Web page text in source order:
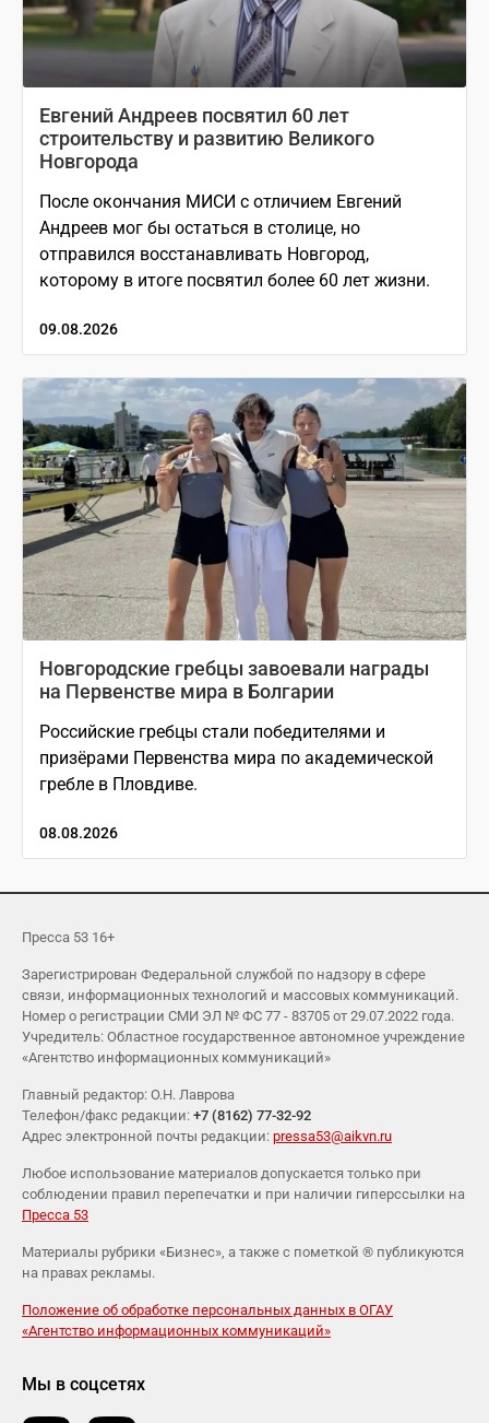
Евгений Андреев посвятил 60 лет
строительству и развитию Великого
Новгорода
После окончания МИСИ с отличием Евгений
Андреев мог бы остаться в столице, но
отправился восстанавливать Новгород,
которому в итоге посвятил более 60 лет жизни.
09.08.2026
Новгородские гребцы завоевали награды
на Первенстве мира в Болгарии
Российские гребцы стали победителями и
призёрами Первенства мира по академической
гребле в Пловдиве.
08.08.2026
Пресса 53 16+
Зарегистрирован Федеральной службой по надзору в сфере
связи, информационных технологий и массовых коммуникаций.
Номер о регистрации СМИ ЭЛ № ФС 77 - 83705 от 29.07.2022 года.
Учредитель: Областное государственное автономное учреждение
«Агентство информационных коммуникаций»
Главный редактор: О.Н. Лаврова
Телефон/факс редакции: +7 (8162) 77-32-92
Адрес электронной почты редакции: pressa53@aikvn.ru
Любое использование материалов допускается только при
соблюдении правил перепечатки и при наличии гиперссылки на
Пресса 53
Материалы рубрики «Бизнес», а также с пометкой ® публикуются
на правах рекламы.
Положение об обработке персональных данных в ОГАУ
«Агентство информационных коммуникаций»
Мы в соцсетях